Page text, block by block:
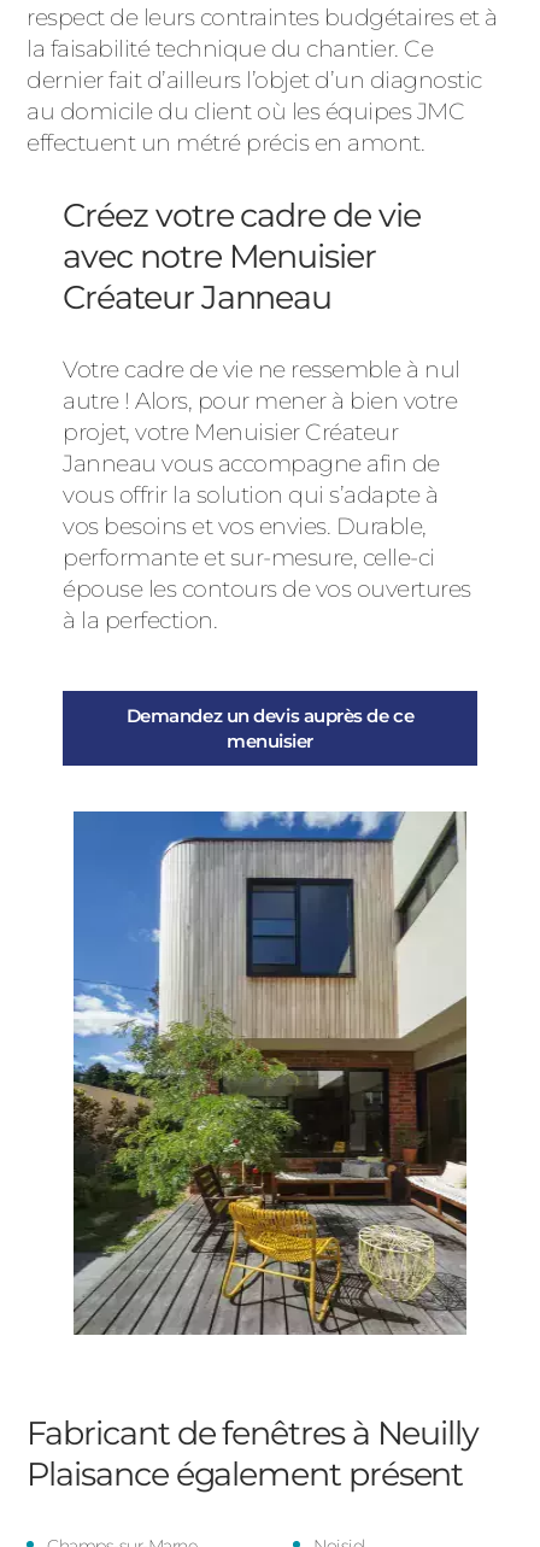
respect de leurs contraintes budgétaires et à
la faisabilité technique du chantier. Ce
dernier fait d’ailleurs l’objet d’un diagnostic
au domicile du client où les équipes JMC
effectuent un métré précis en amont.
Créez votre cadre de vie
avec notre Menuisier
Créateur Janneau
Votre cadre de vie ne ressemble à nul
autre ! Alors, pour mener à bien votre
projet, votre Menuisier Créateur
Janneau vous accompagne afin de
vous offrir la solution qui s’adapte à
vos besoins et vos envies. Durable,
performante et sur-mesure, celle-ci
épouse les contours de vos ouvertures
à la perfection.
Demandez un devis auprès de ce
menuisier
Fabricant de fenêtres à Neuilly
Plaisanceégalement présent